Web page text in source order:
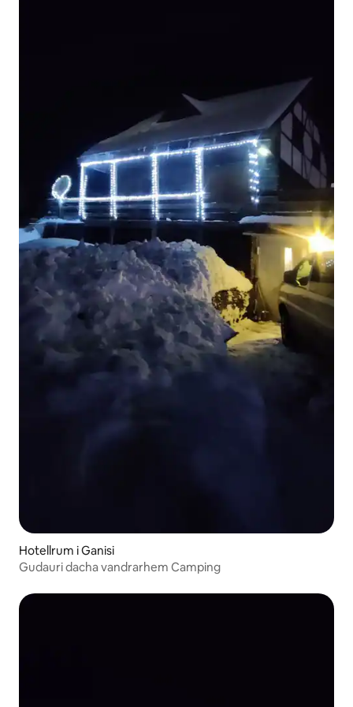
Hotellrum i Ganisi
Gudauri dacha vandrarhem Camping